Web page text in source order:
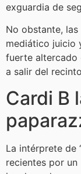
exguardia de
No obstante,
mediático juicio
fuerte altercado
a salir del
Cardi B
La intérprete de
recientes por